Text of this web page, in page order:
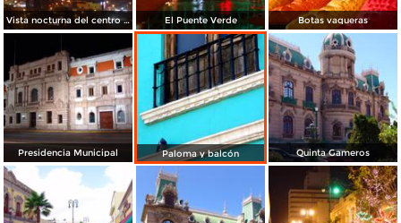
Vista nocturna del centro de la ciudad El Puente Verde Botas vaqueras
Presidencia Municipal Paloma y balcón Quinta Gameros